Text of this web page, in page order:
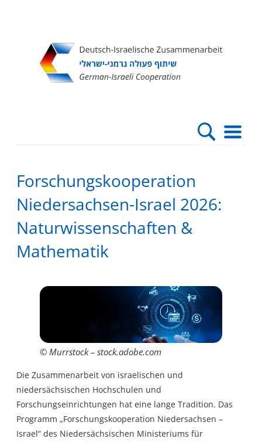
Hauptnavigation
Forschungskooperation
Niedersachsen-Israel 2026:
Naturwissenschaften &
Mathematik
© Murrstock – stock.adobe.com
Die Zusammenarbeit von israelischen und
niedersächsischen Hochschulen und
Forschungseinrichtungen hat eine lange Tradition. Das
Programm „Forschungskooperation Niedersachsen –
Israel“ des Niedersächsischen Ministeriums für